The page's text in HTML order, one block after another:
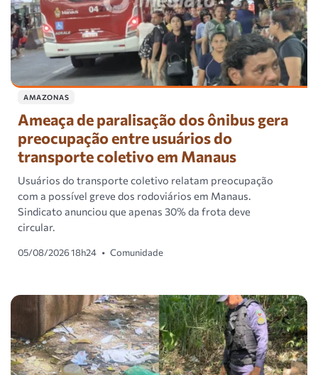
AMAZONAS
Ameaça de paralisação dos ônibus gera
preocupação entre usuários do
transporte coletivo em Manaus
Usuários do transporte coletivo relatam preocupação
com a possível greve dos rodoviários em Manaus.
Sindicato anunciou que apenas 30% da frota deve
circular.
05/08/2026 18h24 • Comunidade